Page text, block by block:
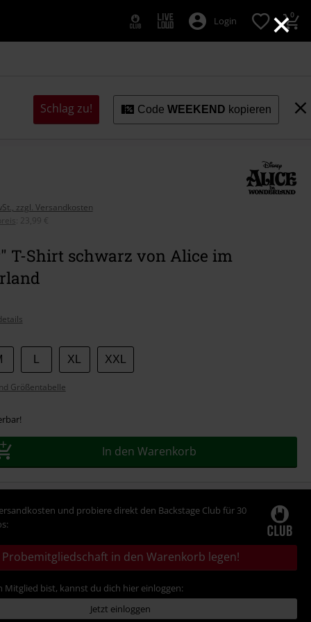
×
Login 0
Schlag zu! CodeWEEKEND kopieren
zzgl. Versandkosten
23,99 €
T-Shirt schwarz von Alice im
XL XXL
Größentabelle
In den Warenkorb
und probiere direkt den Backstage Club für 30
Probemitgliedschaft in den Warenkorb legen!
Mitglied bist, kannst du dich hier einloggen:
Jetzt einloggen